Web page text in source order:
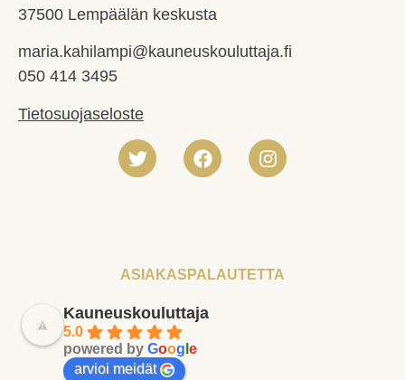
37500 Lempäälän keskusta
maria.kahilampi@kauneuskouluttaja.fi
050 414 3495
Tietosuojaseloste
ASIAKASPALAUTETTA
Kauneuskouluttaja
5.0
powered by Goog e
arvioi meidät